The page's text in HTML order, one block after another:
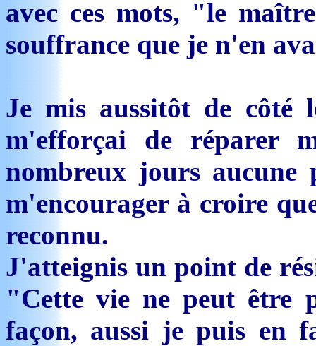
avec ces mots, "le
souffrance que je n'en
Je mis aussitôt de côté
m'efforçai de réparer
nombreux jours aucune
m'encourager à croire
reconnu.
J'atteignis un point de
"Cette vie ne peut être
façon, aussi je puis en